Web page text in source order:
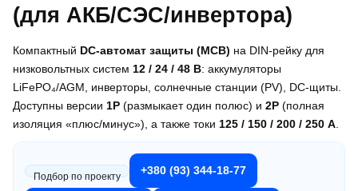
(для АКБ/СЭС/инвертора)
Компактный DC-автомат защиты (MCB) на DIN-рейку для
низковольтных систем 12 / 24 / 48 В: аккумуляторы
LiFePO₄/AGM, инверторы, солнечные станции (PV), DC-щиты.
Доступны версии 1P (размыкает один полюс) и 2P (полная
изоляция «плюс/минус»), а также токи 125 / 150 / 200 / 250 А
Подбор по проекту +380 (93) 344-18-77